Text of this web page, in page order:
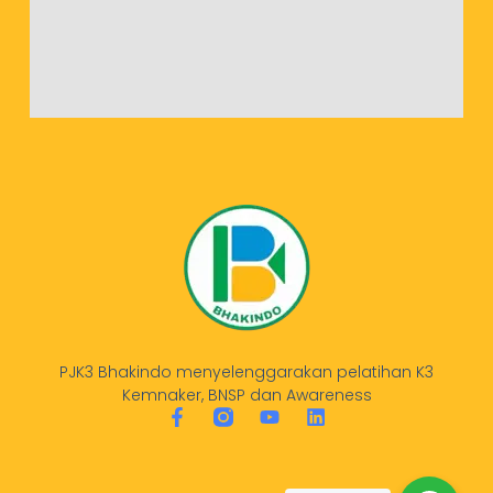
PJK3 Bhakindo menyelenggarakan pelatihan K3
Kemnaker, BNSP dan Awareness